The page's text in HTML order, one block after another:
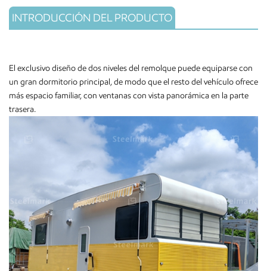
INTRODUCCIÓN DEL PRODUCTO
El exclusivo diseño de dos niveles del remolque puede equiparse con
un gran dormitorio principal, de modo que el resto del vehículo ofrece
más espacio familiar, con ventanas con vista panorámica en la parte
trasera.